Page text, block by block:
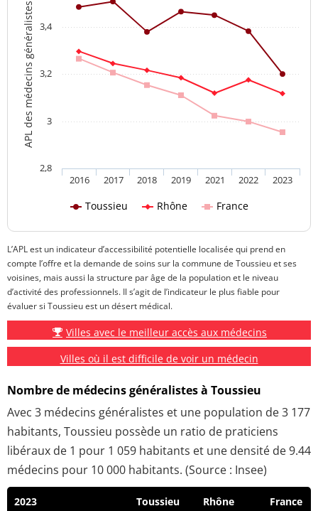
APL des médecins généralistes
Toussieu Rhône France
2016 2017 2018 2019 2021 2022 2023
2,8
3
3,2
3,4
L’APL est un indicateur d’accessibilité potentielle localisée qui prend en
compte l’offre et la demande de soins sur la commune de Toussieu et ses
voisines, mais aussi la structure par âge de la population et le niveau
d’activité des professionnels. Il s’agit de l’indicateur le plus fiable pour
évaluer si Toussieu est un désert médical.
Villes avec le meilleur accès aux médecins
Villes où il est difficile de voir un médecin
Nombre de médecins généralistes à Toussieu
Avec 3 médecins généralistes et une population de 3 177
habitants, Toussieu possède un ratio de praticiens
libéraux de 1 pour 1 059 habitants et une densité de 9.44
médecins pour 10 000 habitants. (Source : Insee)
2023 Toussieu Rhône France